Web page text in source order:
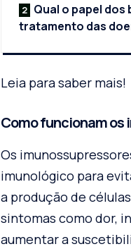
Qual o papel
tratamento das
Leia para saber mais!
Como funcionam os
Os
imunológico para
a produção de
sintomas como dor,
aumentar a